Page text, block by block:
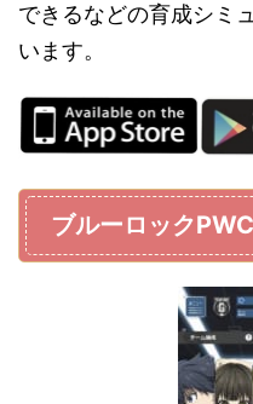
できるなどの育成シミ
います。
ブルーロック